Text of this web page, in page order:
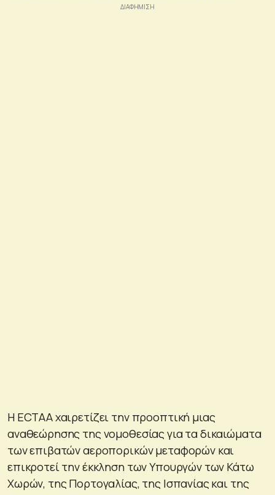
Η ECTAA χαιρετίζει την προοπτική μιας
αναθεώρησης της νομοθεσίας για τα δικαιώματα
των επιβατών αεροπορικών μεταφορών και
επικροτεί την έκκληση των Υπουργών των Κάτω
Χωρών, της Πορτογαλίας, της Ισπανίας και της